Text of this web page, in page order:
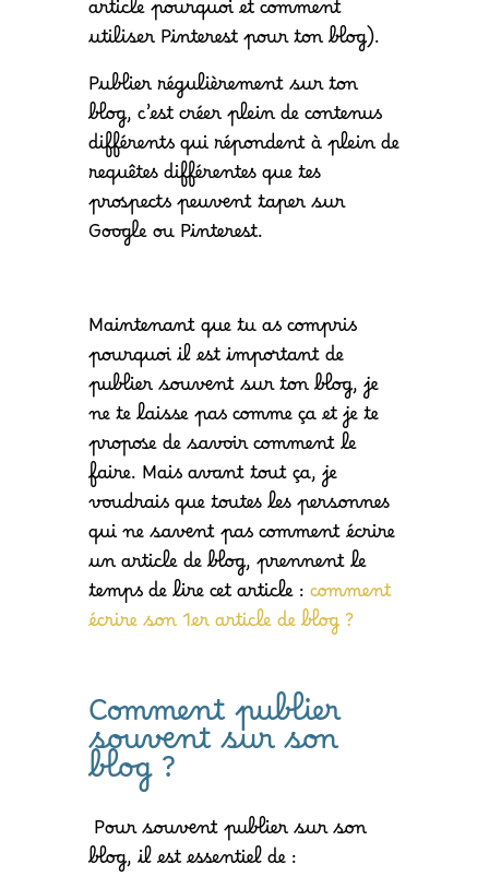
article pourquoi et comment
utiliser Pinterest pour ton blog).
Publier régulièrement sur ton
blog, c’est créer plein de contenus
différents qui répondent à plein de
requêtes différentes que tes
prospects peuvent taper sur
Google ou Pinterest.
Maintenant que tu as compris
pourquoi il est important de
publier souvent sur ton blog, je
ne te laisse pas comme ça et je te
propose de savoir comment le
faire. Mais avant tout ça, je
voudrais que toutes les personnes
qui ne savent pas comment écrire
un article de blog, prennent le
temps de lire cet article :comment
écrire son 1er article de blog ?
Comment publier
souvent sur son
blog ?
Pour souvent publier sur son
blog, il est essentiel de :